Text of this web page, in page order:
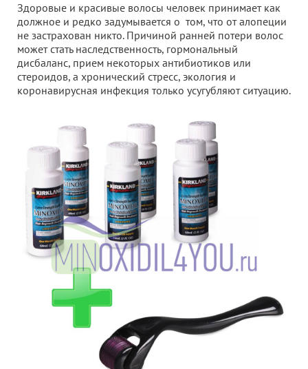
Здоровые и красивые волосы человек принимает как
должное и редко задумывается о том, что от алопеции
не застрахован никто. Причиной ранней потери волос
может стать наследственность, гормональный
дисбаланс, прием некоторых антибиотиков или
стероидов, а хронический стресс, экология и
коронавирусная инфекция только усугубляют ситуацию.